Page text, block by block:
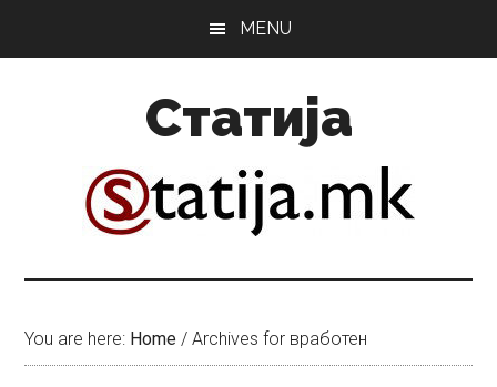
MENU
Статија
You are here: Home / Archives for вработен